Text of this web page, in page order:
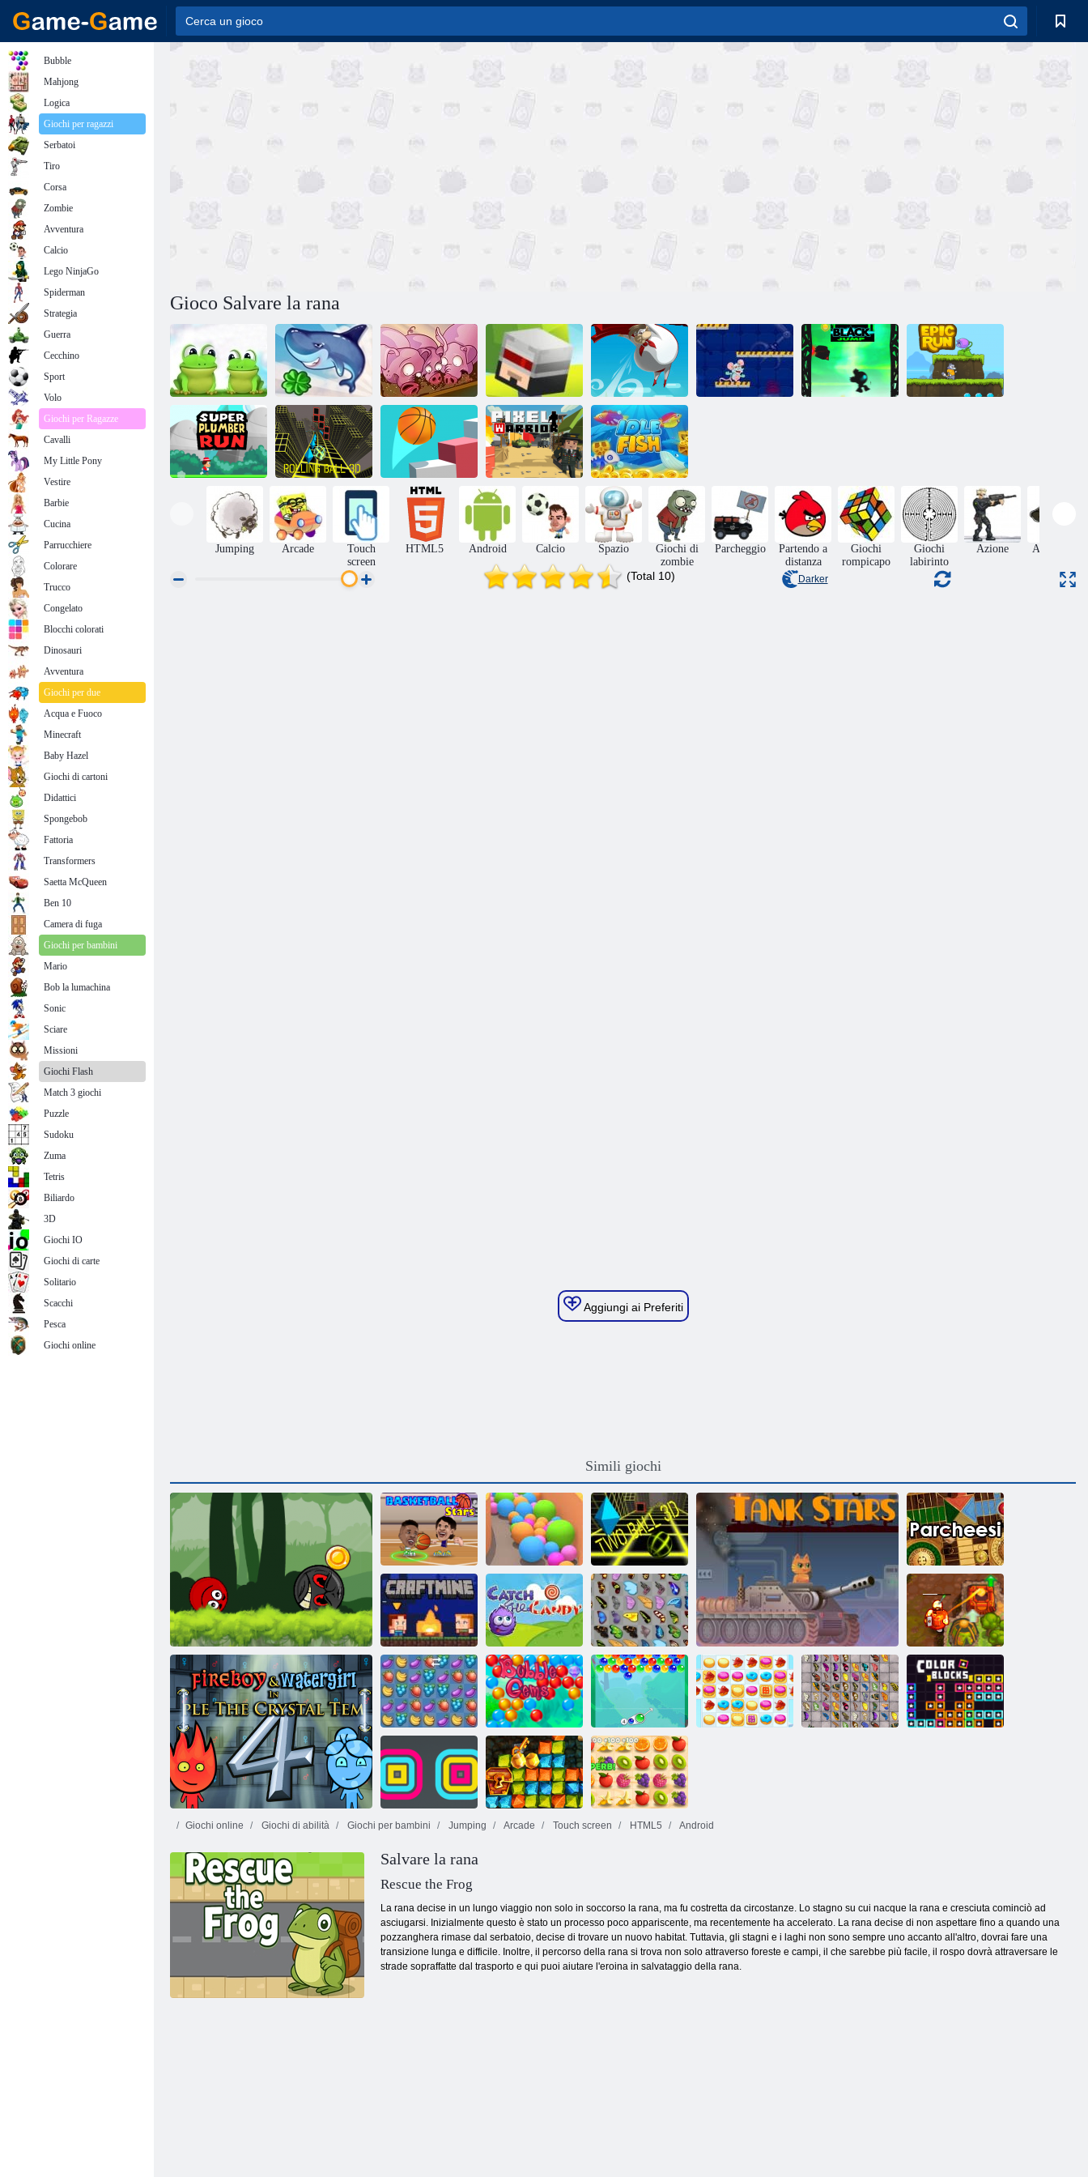
Gioco Salvare la rana
Leap Frog Shark Volare
Run, Maiale,
Salta e rimbalzo Pompino
Run Super
Plumber
Rolling Ball 3D Spiral Jump 3D Pixel Warrior Pesce inattivo
Jumping Arcade
Touch
screen
HTML5 Android Calcio Spazio
Giochi di
zombie
Parcheggio
Partendo a
distanza
Giochi
rompicapo
Giochi
labirinto
Azione Adventura
(Total 10) Darker
Aggiungi ai Preferiti
Simili giochi
Ball Hero Adventure: Red Bounce Ball
Stelle del basket
Palline Di
Sabbia
Due palle 3D Parcheesi
Craftermine
Cattura la
caramella
Fireboy and Watergirl 4: Tempio di Cristallo
Farfalla Kyodai
Treasure
maledetto 2
Fruita Crush Giochi Bubble Charms Bubble
Stacker quadrato
Giochi online Giochi di abilità Giochi per bambini Jumping Arcade Touch screen HTML5 Android
Salvare la rana
Rescue the Frog
La rana decise in un lungo viaggio non solo in soccorso la rana, ma fu costretta da circostanze. Lo stagno su cui nacque la rana e cresciuta cominciò ad
asciugarsi. Inizialmente questo è stato un processo poco appariscente, ma recentemente ha accelerato. La rana decise di non aspettare fino a quando una
pozzanghera rimase dal serbatoio, decise di trovare un nuovo habitat. Tuttavia, gli stagni e i laghi non sono sempre uno accanto all'altro, dovrai fare una
transizione lunga e difficile. Inoltre, il percorso della rana si trova non solo attraverso foreste e campi, il che sarebbe più facile, il rospo dovrà attraversare le
strade sopraffatte dal trasporto e qui puoi aiutare l'eroina in salvataggio della rana.
Bubble
Mahjong
Logica
Giochi per ragazzi
Serbatoi
Tiro
Corsa
Zombie
Avventura
Calcio
Lego NinjaGo
Spiderman
Strategia
Guerra
Cecchino
Sport
Volo
Giochi per Ragazze
Cavalli
My Little Pony
Vestire
Barbie
Cucina
Parrucchiere
Colorare
Trucco
Congelato
Blocchi colorati
Dinosauri
Avventura
Giochi per due
Acqua e Fuoco
Minecraft
Baby Hazel
Giochi di cartoni
Didattici
Spongebob
Fattoria
Transformers
Saetta McQueen
Ben 10
Camera di fuga
Giochi per bambini
Mario
Bob la lumachina
Sonic
Sciare
Missioni
Giochi Flash
Match 3 giochi
Puzzle
Sudoku
Zuma
Tetris
Biliardo
3D
Giochi IO
Giochi di carte
Solitario
Scacchi
Pesca
Giochi online